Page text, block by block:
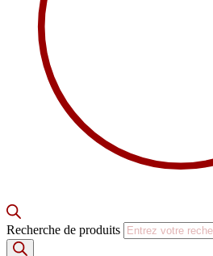
Recherche de produits